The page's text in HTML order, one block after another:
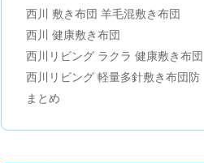
西川 敷き布団 羊毛混敷き布団
西川 健康敷き布団
西川リビング ラクラ 健康敷き布団
西川リビング 軽量多針敷き布団防
まとめ